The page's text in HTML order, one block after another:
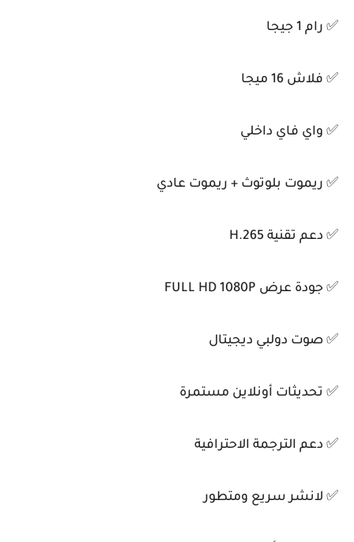
✅ رام 1 جيجا
✅ فلاش 16 ميجا
✅ واي فاي داخلي
✅ ريموت بلوتوث + ريموت عادي
✅ دعم تقنية H.265
✅ جودة عرض FULL HD 1080P
✅ صوت دولبي ديجيتال
✅ تحديثات أونلاين مستمرة
✅ دعم الترجمة الاحترافية
✅ لانشر سريع ومتطور